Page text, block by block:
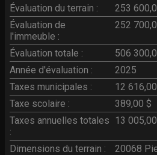
Évaluation du terrain :
253
Évaluation de
l'immeuble :
252
Évaluation totale :
506
Année d'évaluation :
2025
Taxes municipales :
12
Taxe scolaire :
389,00 $
Taxes annuelles totales
:
13
Dimensions du terrain :
20068